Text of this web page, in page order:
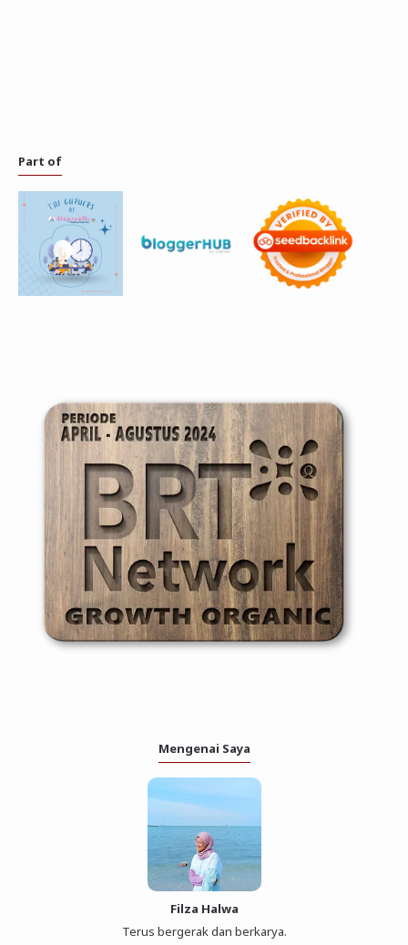
Part of
Mengenai Saya
Filza Halwa
Terus bergerak dan berkarya.